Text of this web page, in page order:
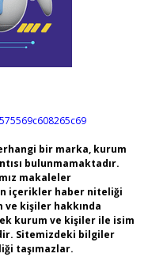
bir marka, kurum
bulunmamaktadır.
makaleler
içerikler haber niteliği
ve kişiler hakkında
kurum ve kişiler ile isim
Sitemizdeki bilgiler
taşımazlar.